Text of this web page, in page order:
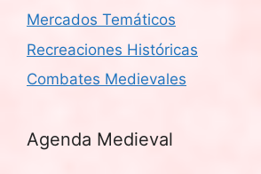
Mercados Temáticos
Recreaciones Históricas
Combates Medievales
Agenda Medieval